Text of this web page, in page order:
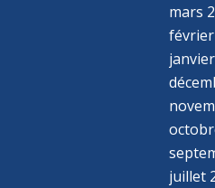
mars
juillet